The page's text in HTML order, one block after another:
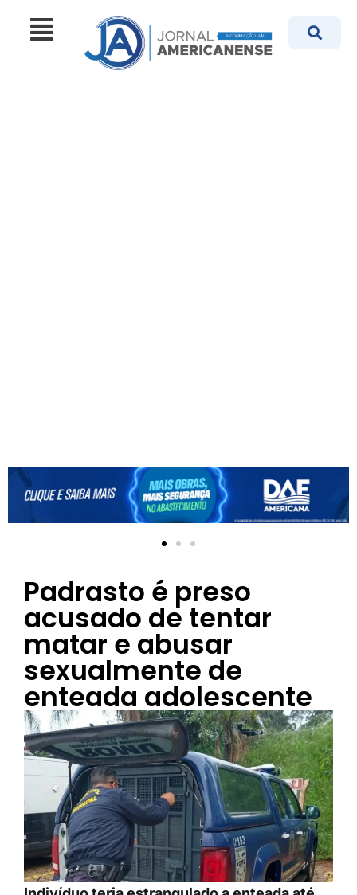
Padrasto é preso
acusado de tentar
matar e abusar
sexualmente de
enteada adolescente